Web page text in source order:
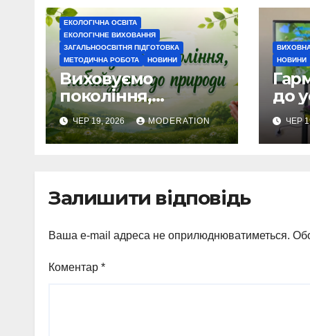
ЕКОЛОГІЧНА ОСВІТА
ЕКОЛОГІЧНЕ ВИХОВАННЯ
ЗАГАЛЬНООСВІТНЯ ПІДГОТОВКА
МЕТОДИЧНА РОБОТА
НОВИНИ
Виховуємо
покоління,
небайдуже до
природи
ЧЕР 19, 2026 MODERATION
НОВИНИ
до
ЧЕР
Залишити відповідь
Ваша e-mail адреса не оприлюднюватиметься.
Коментар *